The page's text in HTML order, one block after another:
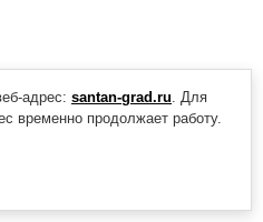
адрес: santan-grad.ru. Для
временно продолжает работу.